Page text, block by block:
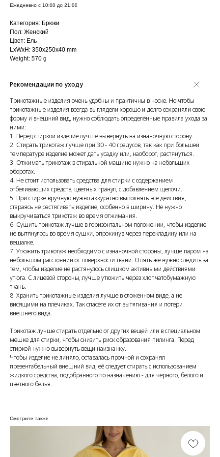
Ежедневно с 10:00 до 21:00
Категория: Брюки
Пол: Женский
Цвет: Ель
LxWxH: 350x250x40 mm
Weight: 570 g
Рекомендации по уходу
Трикотажные изделия очень удобны и практичны в носке. Но чтобы
трикотажные изделия всегда выглядели хорошо и долго сохраняли свою
форму и внешний вид, нужно соблюдать определённые правила ухода за
ними:
1. Перед стиркой изделие лучше вывернуть на изнаночную сторону.
2. Стирать трикотаж лучше при 30 - 40 градусов, так как при большей
температуре изделие может дать усадку или, наоборот, растянуться.
3. Отжимать трикотаж в стиральной машине нужно на небольших
оборотах.
4. Не стоит использовать средства для стирки с содержанием
отбеливающих средств, цветных гранул, с добавлением щелочи.
5. При стирке вручную нужно аккуратно выполнять все действия,
стараясь не растягивать изделие, особенно в ширину. Не нужно
выкручиваться трикотаж во время отжимания.
6. Сушить трикотаж лучше в горизонтальном положении, чтобы изделие
не вытянулось во время сушки, опрокинув через перекладину или на
вешалке.
7. Утюжить трикотаж необходимо с изнаночной стороны, лучше паром на
небольшом расстоянии от поверхности ткани. Опять же нужно следить за
тем, чтобы изделие не растянулось слишком активными действиями
утюга. С лицевой стороны, лучше утюжить через хлопчатобумажную
ткань.
8. Хранить трикотажные изделия лучше в сложенном виде, а не
висящими на плечиках. Так спасёте их от вытягивания и потери
внешнего вида.
Трикотаж лучше стирать отдельно от других вещей или в специальном
мешке для стирки, чтобы снизить риск образования пилинга. Перед
стиркой нужно вывернуть вещи наизнанку.
Чтобы изделие не линяло, оставалась прочной и сохранял
презентабельный внешний вид, её следует стирать с использованием
жидкого средства, подобранного по назначению - для чёрного, белого и
цветного белья.
Смотрите также